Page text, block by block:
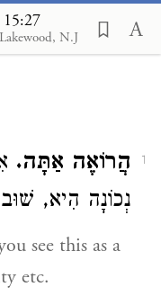
15:27
N.J
1 הֲרוֹאֶה אַתָּה.
נְכוֹנָה הִיא, שׁוּב
see this as a
etc.